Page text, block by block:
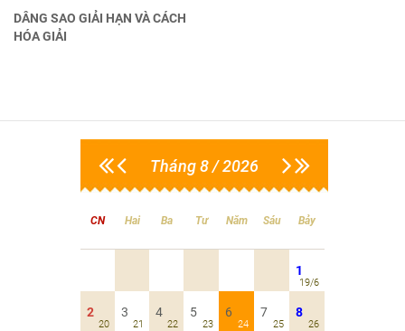
DÂNG SAO GIẢI HẠN VÀ CÁCH
HÓA GIẢI
Tháng 8 / 2026
CN Hai Ba Tư Năm Sáu Bảy
1
19/6
2
20
3
21
4
22
5
23
6
24
7
25
8
26